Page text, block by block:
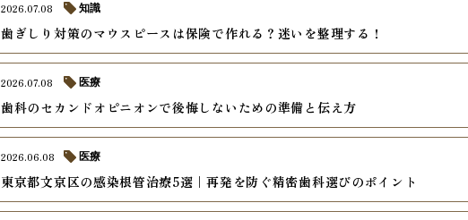
歯ぎしり対策のマウスピースは保険で作れる？迷いを整理する！
2026.07.08 知識
歯科のセカンドオピニオンで後悔しないための準備と伝え方
2026.07.08 医療
東京都文京区の感染根管治療5選｜再発を防ぐ精密歯科選びのポイント
2026.06.08 医療